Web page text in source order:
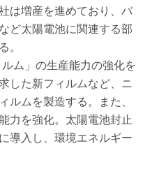
は増産を進めており、バ
ど太陽電池に関連する部
ム」の生産能力の強化を
した新フィルムなど、ニ
ルムを製造する。また、
力を強化。太陽電池封止
導入し、環境エネルギー